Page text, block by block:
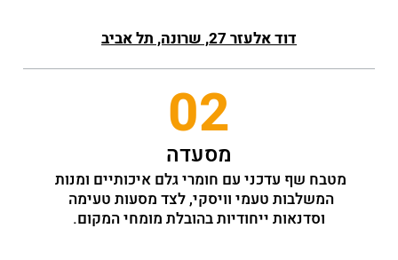
דוד אלעזר 27, שרונה, תל אביב
02
מסעדה
וסדנאות ייחודיות בהובלת מומחי המקום.